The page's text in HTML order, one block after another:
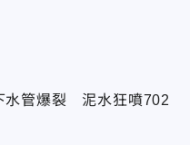
水管爆裂 泥水狂噴702